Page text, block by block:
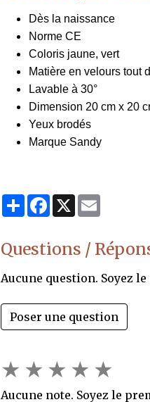
Dès la naissance
Norme CE
Coloris jaune, vert
Matière en velours tout
Lavable à 30°
Dimension 20 cm x 20
Yeux brodés
Marque Sandy
PartagerFacebook
X
Questions /
Aucune question. Soyez
Poser une question
★ ★ ★ ★ ★
Aucune note. Soyez le